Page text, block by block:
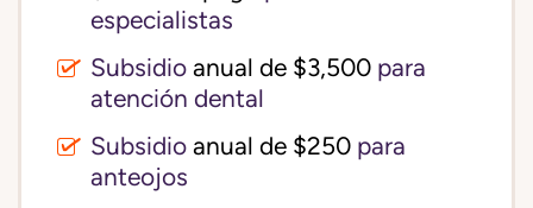
especialistas
Subsidio anual de $3,500 para
atención dental
Subsidio anual de $250 para
anteojos